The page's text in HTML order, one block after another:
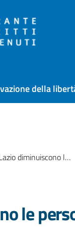
della
le persone detenute positive al virus
le